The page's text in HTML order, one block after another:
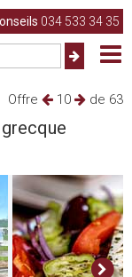
034 533 34 35
Offre 10 de 63